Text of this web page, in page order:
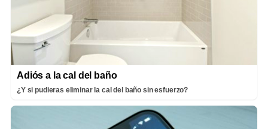
Adiós a la cal del baño
¿Y si pudieras eliminar la cal del baño sin esfuerzo?